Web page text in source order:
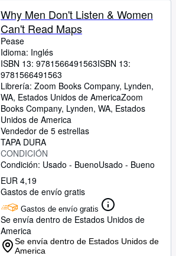
Why Men Don't Listen & Women
Can't Read Maps
Pease
Idioma: Inglés
ISBN 13: 9781566491563ISBN 13:
9781566491563
Librería: Zoom Books Company, Lynden,
WA, Estados Unidos de AmericaZoom
Books Company, Lynden, WA, Estados
Unidos de America
Vendedor de 5 estrellas
TAPA DURA
CONDICIÓN
Condición: Usado - BuenoUsado - Bueno
EUR 4,19
Gastos de envío gratis
Gastos de envío gratis
Se envía dentro de Estados Unidos de
America
Se envía dentro de Estados Unidos de
America